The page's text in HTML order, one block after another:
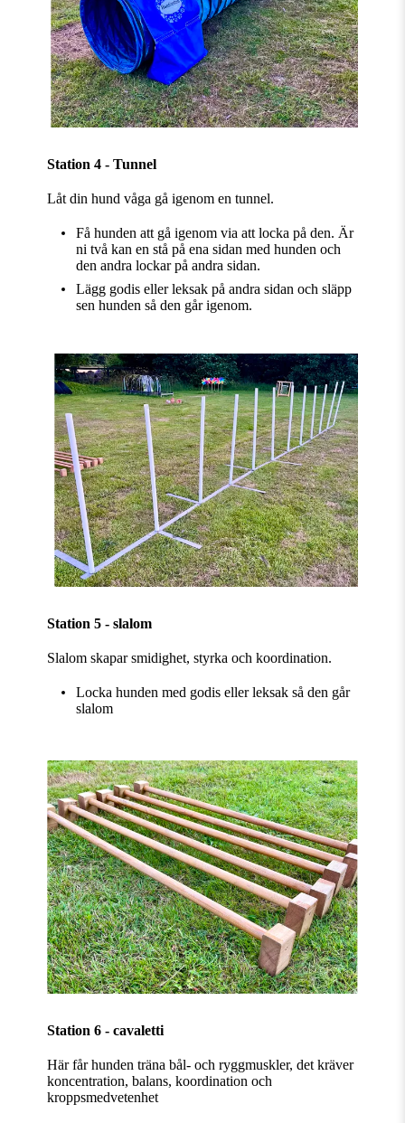
Station 4 - Tunnel
Låt din hund våga gå igenom en tunnel.
Få hunden att gå igenom via att locka på den. Är
ni två kan en stå på ena sidan med hunden och
den andra lockar på andra sidan.
Lägg godis eller leksak på andra sidan och släpp
sen hunden så den går igenom.
Station 5 - slalom
Slalom skapar smidighet, styrka och koordination.
Locka hunden med godis eller leksak så den går
slalom
Station 6 - cavaletti
Här får hunden träna bål- och ryggmuskler, det kräver
koncentration, balans, koordination och
kroppsmedvetenhet